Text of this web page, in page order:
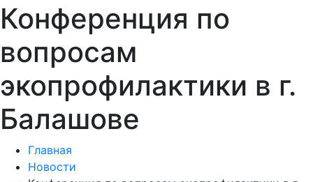
Конференция по
вопросам
экопрофилактики в г.
Балашове
Главная
Новости